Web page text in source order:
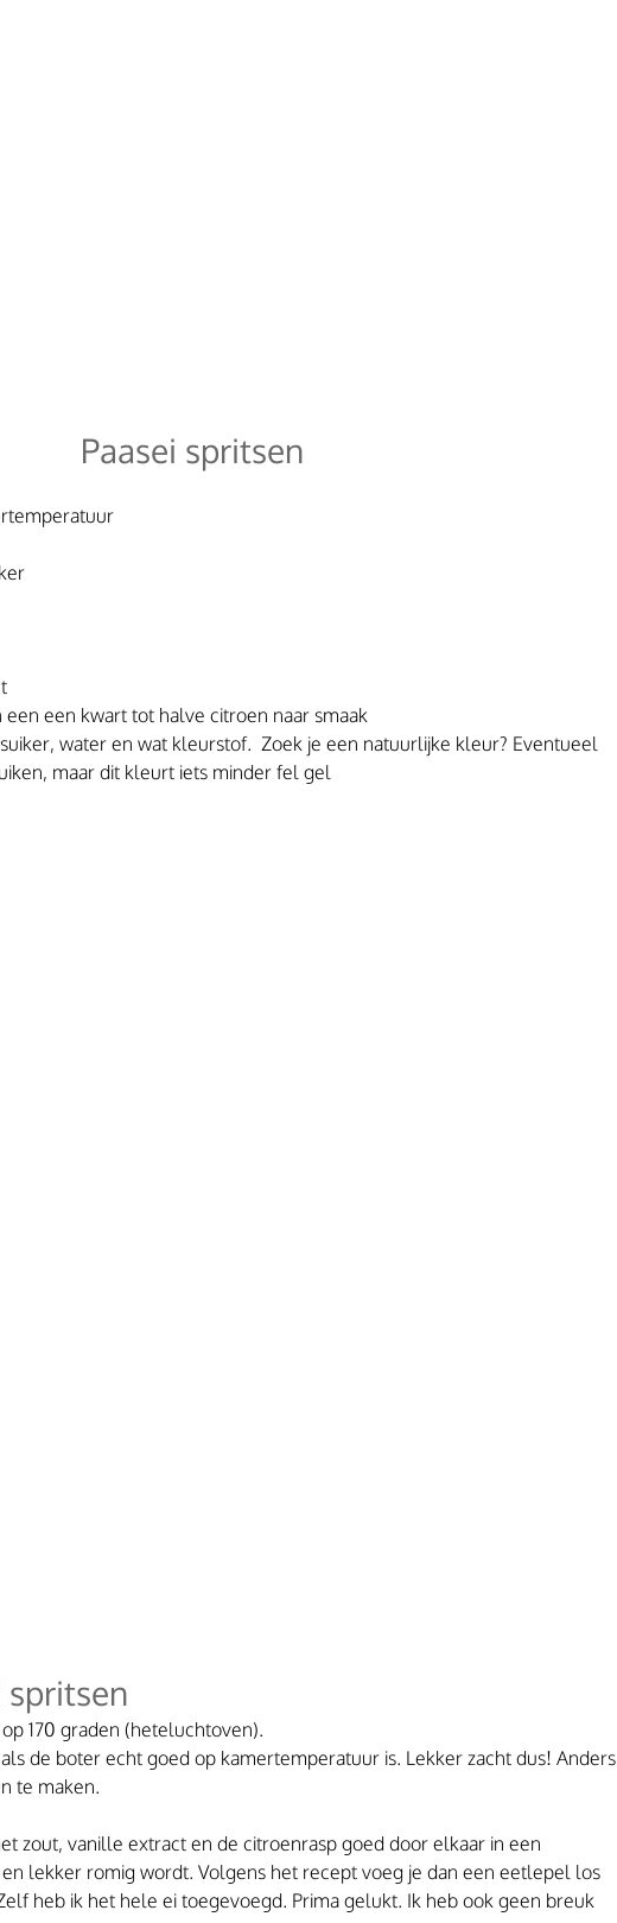
Paasei spritsen
een een kwart tot halve citroen naar smaak
water en wat kleurstof.  Zoek je een natuurlijke kleur? Eventueel
maar dit kleurt iets minder fel gel
spritsen
170 graden (heteluchtoven).
de boter echt goed op kamertemperatuur is. Lekker zacht dus! Anders
te maken.
zout, vanille extract en de citroenrasp goed door elkaar in een
lekker romig wordt. Volgens het recept voeg je dan een eetlepel los
heb ik het hele ei toegevoegd. Prima gelukt. Ik heb ook geen breuk